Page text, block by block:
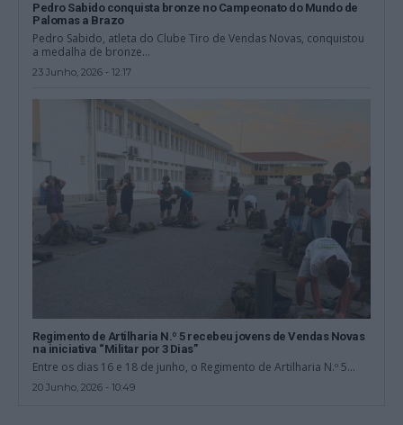
Pedro Sabido conquista bronze no Campeonato do Mundo de
Palomas a Brazo
Pedro Sabido, atleta do Clube Tiro de Vendas Novas, conquistou
a medalha de bronze...
23 Junho, 2026 - 12:17
Regimento de Artilharia N.º 5 recebeu jovens de Vendas Novas
na iniciativa “Militar por 3 Dias”
Entre os dias 16 e 18 de junho, o Regimento de Artilharia N.º 5...
20 Junho, 2026 - 10:49